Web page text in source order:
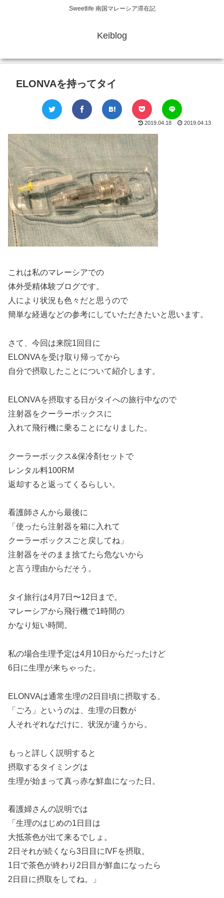
Sweetlife 南国マレーシア滞在記
Keiblog
ELONVAを持ってタイ
2019.04.18 2019.04.13
これは私のマレーシアでの
体外受精体験ブログです。
人により状況も色々だと思うので
簡単な経過などの参考にしていただきたいと思います。
さて、今回は来院1回目に
ELONVAを受け取り帰ってから
自分で摂取したことについて紹介します。
ELONVAを摂取する日がタイへの旅行中なので
注射器をクーラーボックスに
入れて飛行機に乗ることになりました。
クーラーボックス&保冷剤セットで
レンタル料100RM
返却すると返ってくるらしい。
看護師さんから最後に
「使ったら注射器を箱に入れて
クーラーボックスごと戻してね」
注射器をそのまま捨てたら危ないから
と言う理由からだそう。
タイ旅行は4月7日〜12日まで。
マレーシアから飛行機で1時間の
かなり短い時間。
私の場合生理予定は4月10日からだったけど
6日に生理が来ちゃった。
ELONVAは通常生理の2日目頃に摂取する。
「ごろ」というのは、生理の日数が
人それぞれなだけに、状況が違うから。
もっと詳しく説明すると
摂取するタイミングは
生理が始まって真っ赤な鮮血になった日。
看護婦さんの説明では
「生理のはじめの1日目は
大抵茶色が出て来るでしょ。
2日それが続くなら3日目にIVFを摂取。
1日で茶色が終わり2日目が鮮血になったら
2日目に摂取をしてね。」